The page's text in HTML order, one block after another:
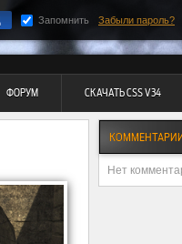
Запомнить Забыли пароль?
ФОРУМ СКАЧАТЬ CSS V34
Нет